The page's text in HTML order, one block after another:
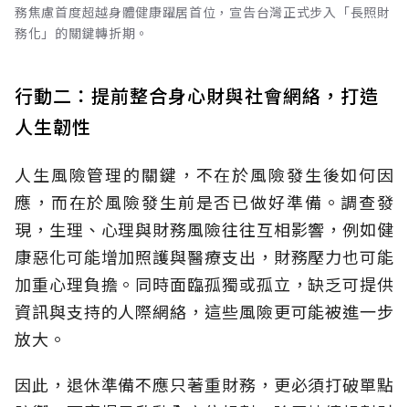
務焦慮首度超越身體健康躍居首位，宣告台灣正式步入「長照財
務化」的關鍵轉折期。
行動二：提前整合身心財與社會網絡，打造
人生韌性
人生風險管理的關鍵，不在於風險發生後如何因
應，而在於風險發生前是否已做好準備。調查發
現，生理、心理與財務風險往往互相影響，例如健
康惡化可能增加照護與醫療支出，財務壓力也可能
加重心理負擔。同時面臨孤獨或孤立，缺乏可提供
資訊與支持的人際網絡，這些風險更可能被進一步
放大。
因此，退休準備不應只著重財務，更必須打破單點